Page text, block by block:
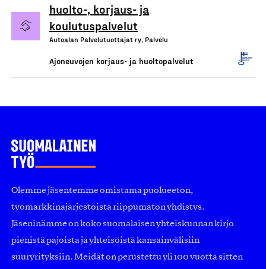
huolto-, korjaus- ja
koulutuspalvelut
Autoalan Palvelutuottajat ry, Palvelu
Ajoneuvojen korjaus- ja huoltopalvelut
Olemme jäsentemme omistama puolueeton,
työmarkkinajärjestöistä riippumaton yhdistys.
Jäseninämme on koko suomalaisen yhteiskunnan kirjo
pienistä pajoista ja yhteisöistä kansainvälisiin
suuryrityksiin. Meidät on perustettu yli 100 vuotta sitten